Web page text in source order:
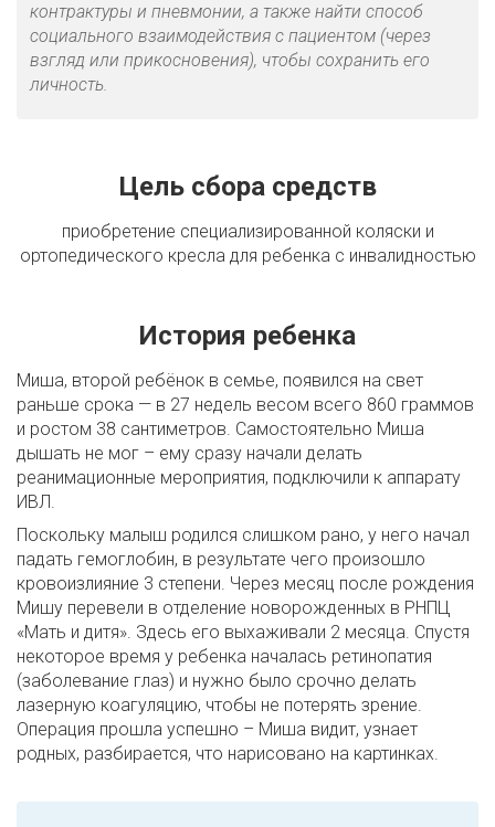
контрактуры и пневмонии, а также найти способ
социального взаимодействия с пациентом (через
взгляд или прикосновения), чтобы сохранить его
личность.
Цель сбора средств
приобретение специализированной коляски и
ортопедического кресла для ребенка с инвалидностью
История ребенка
Миша, второй ребёнок в семье, появился на свет
раньше срока — в 27 недель весом всего 860 граммов
и ростом 38 сантиметров. Самостоятельно Миша
дышать не мог – ему сразу начали делать
реанимационные мероприятия, подключили к аппарату
ИВЛ.
Поскольку малыш родился слишком рано, у него начал
падать гемоглобин, в результате чего произошло
кровоизлияние 3 степени. Через месяц после рождения
Мишу перевели в отделение новорожденных в РНПЦ
«Мать и дитя». Здесь его выхаживали 2 месяца. Спустя
некоторое время у ребенка началась ретинопатия
(заболевание глаз) и нужно было срочно делать
лазерную коагуляцию, чтобы не потерять зрение.
Операция прошла успешно – Миша видит, узнает
родных, разбирается, что нарисовано на картинках.